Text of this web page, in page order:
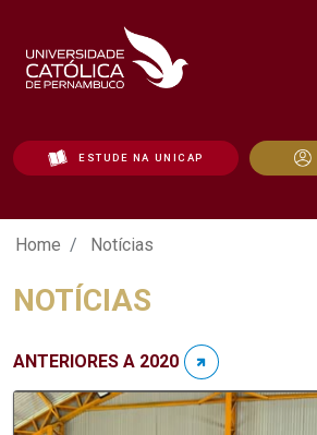
ESTUDE NA UNICAP
Notícias - Unicap
Home Notícias
NOTÍCIAS
ANTERIORES A 2020